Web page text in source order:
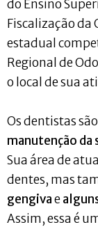
do Ensino
Fiscalização
estadual
Regional de
o local de sua
Os dentistas são
manutenção da
Sua área de
dentes, mas
gengivae
Assim, essa é